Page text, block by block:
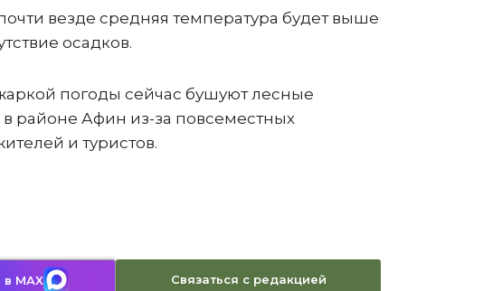
везде средняя температура будет выше
осадков.
погоды сейчас бушуют лесные
в районе Афин из-за повсеместных
и туристов.
MAX Связаться с редакцией